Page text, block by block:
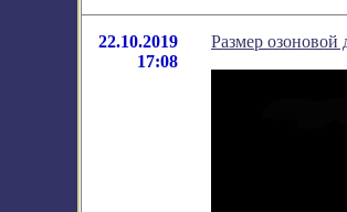
22.10.2019
17:08
Размер